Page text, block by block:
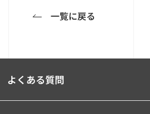
一覧に戻る
よくある質問